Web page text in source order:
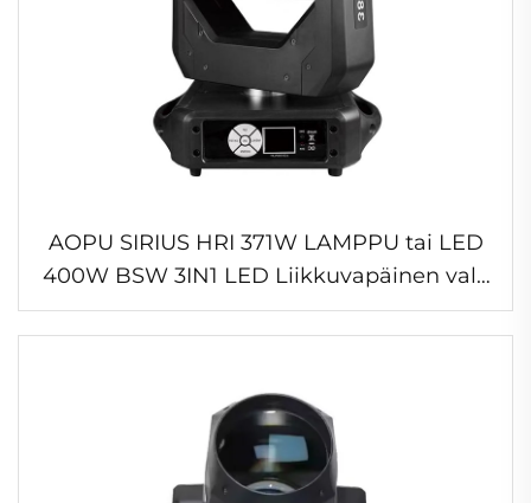
AOPU SIRIUS HRI 371W LAMPPU tai LED
400W BSW 3IN1 LED Liikkuvapäinen valo
säteilyvalo Liikkuvapäinen lavavalon DJ
Disco Joulukuu